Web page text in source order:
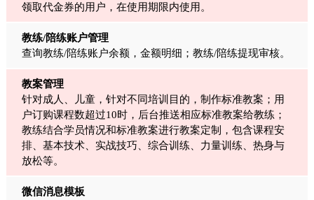
领取代金券的用户，在使用期限内使用。
教练/陪练账户管理
查询教练/陪练账户余额，金额明细；教练/陪练提现审核。
教案管理
针对成人、儿童，针对不同培训目的，制作标准教案；用
户订购课程数超过10时，后台推送相应标准教案给教练；
教练结合学员情况和标准教案进行教案定制，包含课程安
排、基本技术、实战技巧、综合训练、力量训练、热身与
放松等。
微信消息模板